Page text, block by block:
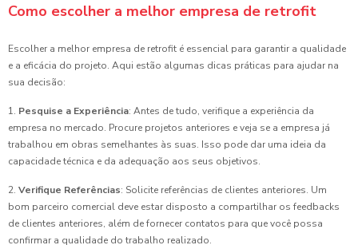
Como escolher a melhor empresa de retrofit
Escolher a melhor empresa de retrofit é essencial para garantir a qualidade
e a eficácia do projeto. Aqui estão algumas dicas práticas para ajudar na
sua decisão:
1. Pesquise a Experiência: Antes de tudo, verifique a experiência da
empresa no mercado. Procure projetos anteriores e veja se a empresa já
trabalhou em obras semelhantes às suas. Isso pode dar uma ideia da
capacidade técnica e da adequação aos seus objetivos.
2. Verifique Referências: Solicite referências de clientes anteriores. Um
bom parceiro comercial deve estar disposto a compartilhar os feedbacks
de clientes anteriores, além de fornecer contatos para que você possa
confirmar a qualidade do trabalho realizado.